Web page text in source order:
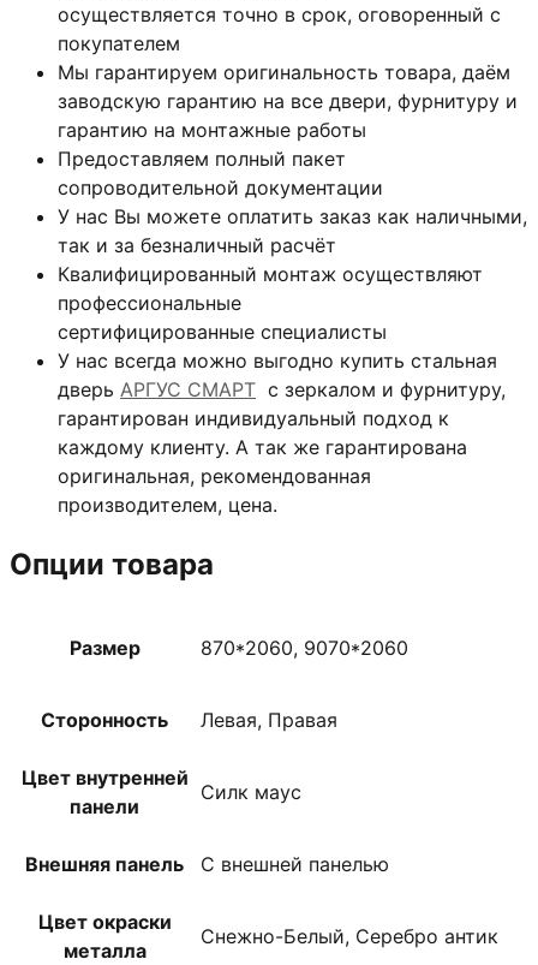
осуществляется точно в срок, оговоренный с
покупателем
Мы гарантируем оригинальность товара, даём
заводскую гарантию на все двери, фурнитуру и
гарантию на монтажные работы
Предоставляем полный пакет
сопроводительной документации
У нас Вы можете оплатить заказ как наличными,
так и за безналичный расчёт
Квалифицированный монтаж осуществляют
профессиональные
сертифицированные специалисты
У нас всегда можно выгодно купить стальная
дверь АРГУС СМАРТ с зеркалом и фурнитуру,
гарантирован индивидуальный подход к
каждому клиенту. А так же гарантирована
оригинальная, рекомендованная
производителем, цена.
Опции товара
Размер 870*2060, 9070*2060
Сторонность Левая, Правая
Цвет внутренней
панели
Силк маус
Внешняя панель С внешней панелью
Цвет окраски
металла
Снежно-Белый, Серебро антик